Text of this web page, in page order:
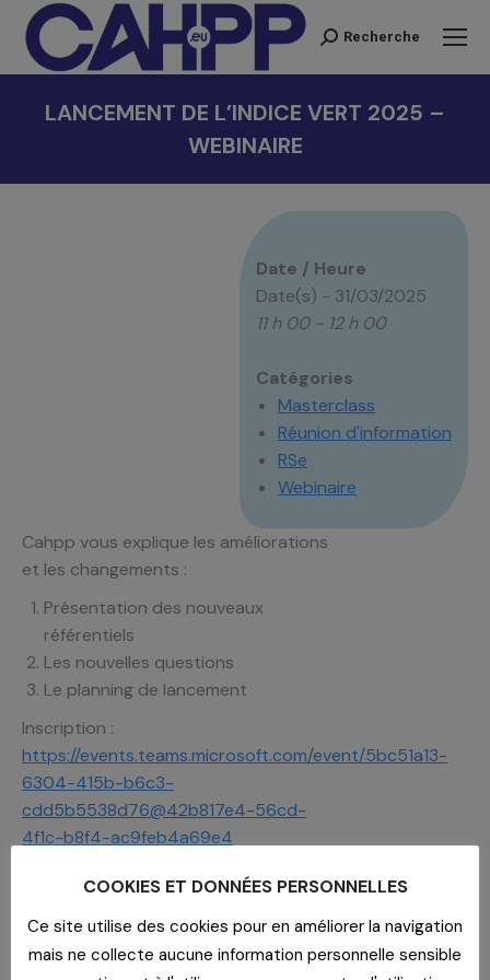
Recherche
Recherche
LANCEMENT DE L’INDICE VERT 2025 –
WEBINAIRE
Date / Heure
Date(s) - 31/03/2025
11 h 00 - 12 h 00
Catégories
Masterclass
Réunion d'information
RSe
Webinaire
Cahpp vous explique les améliorations
et les changements :
Présentation des nouveaux
référentiels
Les nouvelles questions
Le planning de lancement
Inscription :
https://events.teams.microsoft.com/event/5bc51a13-
6304-415b-b6c3-
cdd5b5538d76@42b817e4-56cd-
4f1c-b8f4-ac9feb4a69e4
COOKIES ET DONNÉES PERSONNELLES
Ce site utilise des cookies pour en améliorer la navigation
mais ne collecte aucune information personnelle sensible